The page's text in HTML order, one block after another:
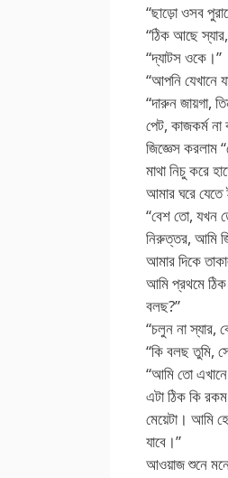
“ছাড়ো ওসব
“ঠিক আছে
“দ্যাটস ওকে।”
“আপনি যেখানে
“দারুন জায়গা,
পেট, কাজকর্ম
জিজ্ঞেস করলাম
মাথা নিচু করে
আমার ঘরে যেতে
“বেশ তো, যখন
নিরুত্তর, আমি
আমার দিকে
আমি প্রথমে ঠিক
বলছ?”
“চলুন না স্যার,
“কি বলছ তুমি,
“আমি তো
এটা ঠিক কি
মেয়েটা। আমি
যাবে।”
আওয়াজ শুনে